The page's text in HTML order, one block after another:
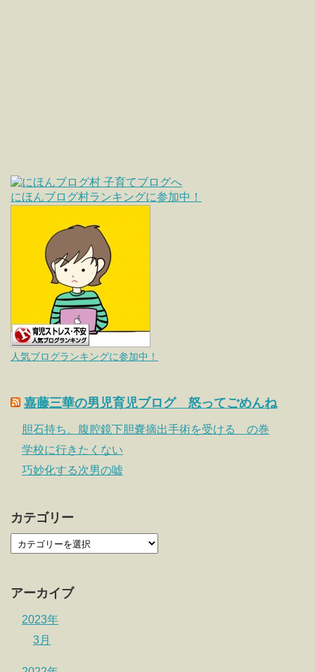
にほんブログ村ランキングに参加中！
人気ブログランキングに参加中！
嘉藤三華の男児育児ブログ 怒ってごめんね
胆石持ち、腹腔鏡下胆嚢摘出手術を受ける の巻
学校に行きたくない
巧妙化する次男の嘘
カテゴリー
アーカイブ
2023年
3月